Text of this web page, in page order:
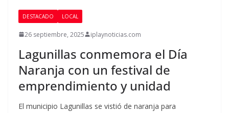
DESTACADO LOCAL
26 septiembre, 2025 iplaynoticias.com
Lagunillas conmemora el Día
Naranja con un festival de
emprendimiento y unidad
El municipio Lagunillas se vistió de naranja para